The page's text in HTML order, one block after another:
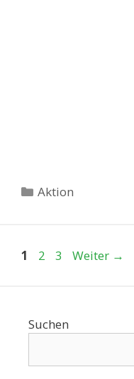
Kategorien
Aktion
Seite
1 Seite
2 Seite
3 Weiter →
Suchen